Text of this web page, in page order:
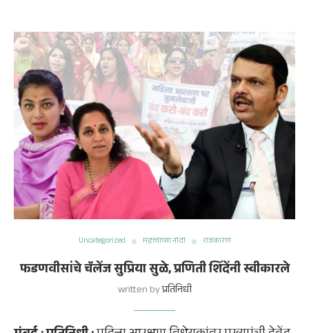
Uncategorized महत्त्वाच्या नोंदी राजकारण
फडणवीसांचे चॅलेंज सुप्रिया सुळे, प्रणिती शिंदेंनी स्वीकारले
written byप्रतिनिधी